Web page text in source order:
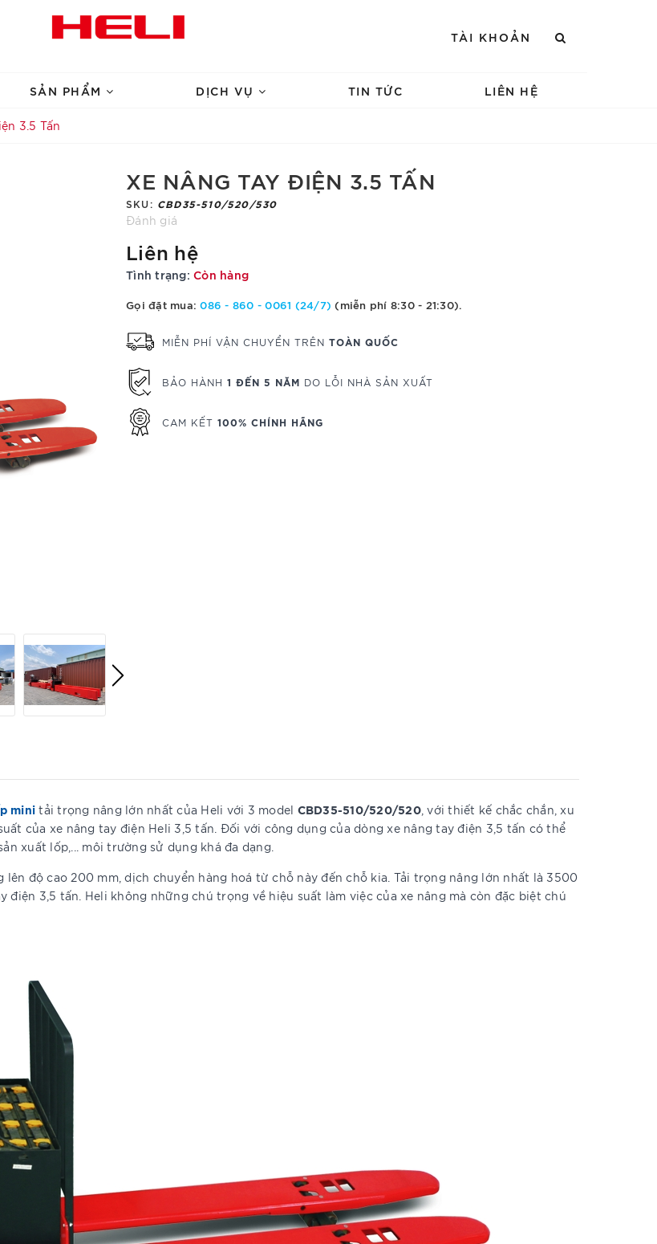
TÀI KHOẢN
SẢN PHẨM DỊCH VỤ TIN TỨC LIÊN HỆ
3.5 Tấn
XE NÂNG TAY ĐIỆN 3.5 TẤN
SKU: CBD35-510/520/530
Đánh giá
Liên hệ
Tình trạng: Còn hàng
Gọi đặt mua:086 - 860 - 0061 (24/7) (miễn phí 8:30 - 21:30).
MIỄN PHÍ VẬN CHUYỂN TRÊN TOÀN QUỐC
BẢO HÀNH 1 ĐẾN 5 NĂM DO LỖI NHÀ SẢN XUẤT
CAM KẾT 100% CHÍNH HÃNG
mini tải trọng nâng lớn nhất của Heli với 3 model CBD35-510/520/520, với thiết kế chắc chắn, xu
của xe nâng tay điện Heli 3,5 tấn. Đối với công dụng của dòng xe nâng tay điện 3,5 tấn có thể
xuất lốp,... môi trường sử dụng khá đa dạng.
độ cao 200 mm, dịch chuyển hàng hoá từ chỗ này đến chỗ kia. Tải trọng nâng lớn nhất là 3500
3,5 tấn. Heli không những chú trọng về hiệu suất làm việc của xe nâng mà còn đặc biệt chú